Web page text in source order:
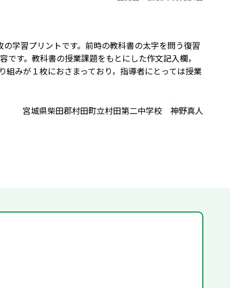
学習プリントです。前時の教科書の太字を問う復習
す。教科書の授業課題をもとにした作文記入欄，
みが１枚におさまっており，指導者にとっては授業
宮城県柴田郡村田町立村田第二中学校 神野真人